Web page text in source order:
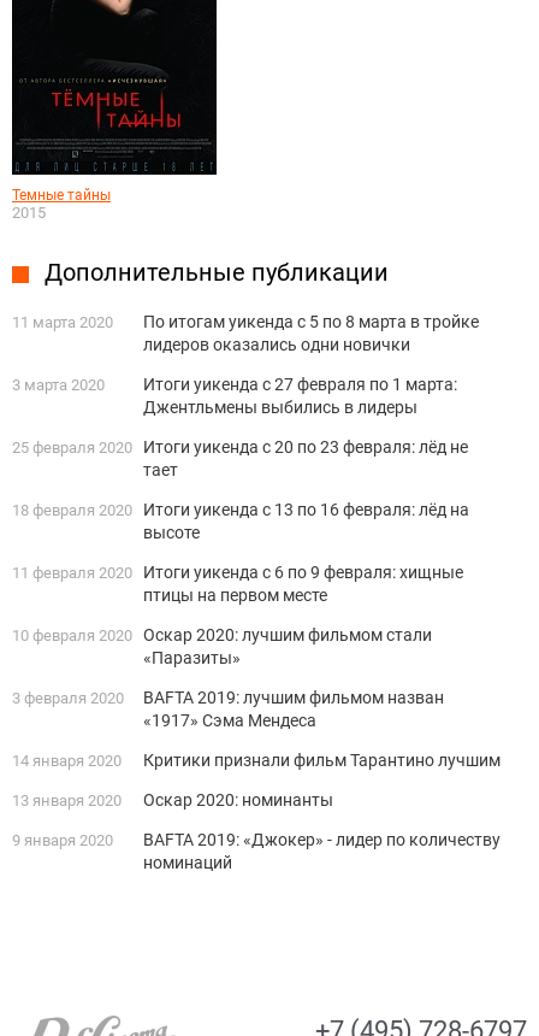
Темные тайны
2015
Дополнительные публикации
11 марта 2020
По итогам уикенда с 5 по 8 марта в тройке
лидеров оказались одни новички
3 марта 2020
Итоги уикенда с 27 февраля по 1 марта:
Джентльмены выбились в лидеры
25 февраля 2020
Итоги уикенда с 20 по 23 февраля: лёд не
тает
18 февраля 2020
Итоги уикенда с 13 по 16 февраля: лёд на
высоте
11 февраля 2020
Итоги уикенда с 6 по 9 февраля: хищные
птицы на первом месте
10 февраля 2020 Оскар 2020: лучшим фильмом стали
«Паразиты»
3 февраля 2020
BAFTA 2019: лучшим фильмом назван
«1917» Сэма Мендеса
14 января 2020 Критики признали фильм Тарантино лучшим
13 января 2020 Оскар 2020: номинанты
9 января 2020
BAFTA 2019: «Джокер» - лидер по количеству
номинаций